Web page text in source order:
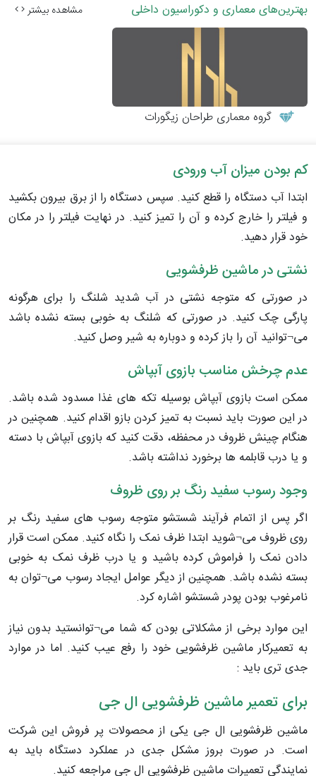
بهترین‌های معماری و دکوراسیون داخلی مشاهده بیشتر
گروه معماری طراحان زیگورات
کم بودن میزان آب ورودی
ابتدا آب دستگاه را قطع کنید. سپس دستگاه را از برق بیرون بکشید
و فیلتر را خارج کرده و آن را تمیز کنید. در نهایت فیلتر را در مکان
خود قرار دهید.
نشتی در ماشین ظرفشویی
در صورتی که متوجه نشتی در آب شدید شلنگ را برای هرگونه
پارگی چک کنید. در صورتی که شلنگ به خوبی بسته نشده باشد
می¬توانید آن را باز کرده و دوباره به شیر وصل کنید.
عدم چرخش مناسب بازوی آبپاش
ممکن است بازوی آبپاش بوسیله تکه های غذا مسدود شده باشد.
در این صورت باید نسبت به تمیز کردن بازو اقدام کنید. همچنین در
هنگام چینش ظروف در محفظه، دقت کنید که بازوی آبپاش با دسته
و یا درب قابلمه ها برخورد نداشته باشد.
وجود رسوب سفید رنگ بر روی ظروف
اگر پس از اتمام فرآیند شستشو متوجه رسوب های سفید رنگ بر
روی ظروف می¬شوید ابتدا ظرف نمک را نگاه کنید. ممکن است قرار
دادن نمک را فراموش کرده باشید و یا درب ظرف نمک به خوبی
بسته نشده باشد. همچنین از دیگر عوامل ایجاد رسوب می¬توان به
نامرغوب بودن پودر شستشو اشاره کرد.
این موارد برخی از مشکلاتی بودن که شما می¬توانستید بدون نیاز
به تعمیرکار ماشین ظرفشویی خود را رفع عیب کنید. اما در موارد
جدی تری باید :
برای تعمیر ماشین ظرفشویی ال جی
ماشین ظرفشویی ال جی یکی از محصولات پر فروش این شرکت
است. در صورت بروز مشکل جدی در عملکرد دستگاه باید به
نمایندگی تعمیرات ماشین ظرفشویی ال جی مراجعه کنید.